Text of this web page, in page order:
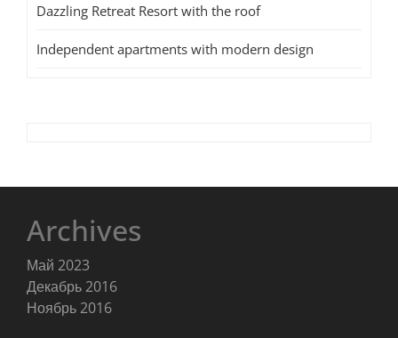
Dazzling Retreat Resort with the roof
Independent apartments with modern design
Archives
Май 2023
Декабрь 2016
Ноябрь 2016